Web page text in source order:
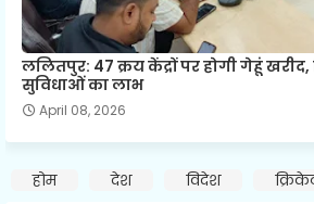
ललितपुर: 47 क्रय केंद्रों पर होगी गेहूं खरीद,
सुविधाओं का लाभ
April 08, 2026
होम देश विदेश